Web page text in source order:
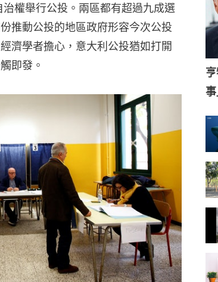
權舉行公投。兩區都有超過九成選
推動公投的地區政府形容今次公投
濟學者擔心，意大利公投猶如打開
即發。